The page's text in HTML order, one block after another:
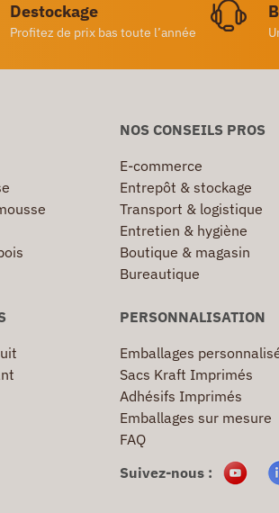
Destockage
Profitez de prix bas toute l’année
NOS CONSEILS PROS
E-commerce
Entrepôt & stockage
Transport & logistique
Entretien & hygiène
Boutique & magasin
Bureautique
PERSONNALISATION
Emballages
Sacs Kraft Imprimés
Adhésifs Imprimés
Emballages sur mesure
FAQ
Suivez-nous :